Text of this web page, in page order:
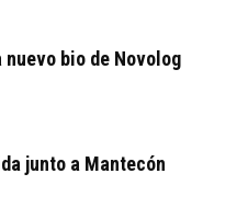
nuevo bio de Novolog
junto a Mantecón